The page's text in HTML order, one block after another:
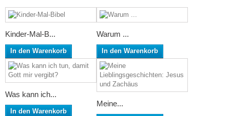
Kinder-Mal-B...
In den Warenkorb
Warum ...
In den Warenkorb
Was kann ich...
In den Warenkorb
Meine...